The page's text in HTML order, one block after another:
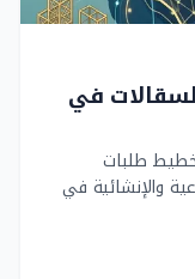
في
طلبات
والإنشائية في